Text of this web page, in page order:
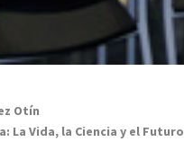
Otín
La Vida, la Ciencia y el Futuro